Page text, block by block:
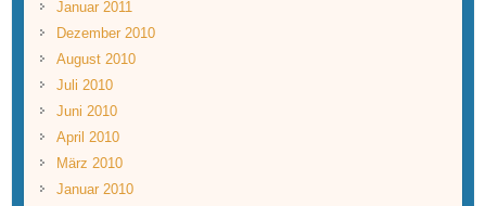
Januar 2011
Dezember 2010
August 2010
Juli 2010
Juni 2010
April 2010
März 2010
Januar 2010